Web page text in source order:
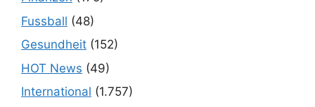
Fussball (48)
Gesundheit (152)
HOT News (49)
International (1.757)